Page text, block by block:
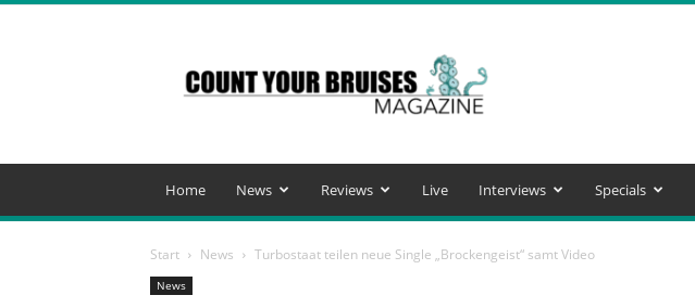
Your
Bruises
Magazine
Home News Reviews Live Interviews Specials
Start News Turbostaat teilen neue Single „Brockengeist“ samt Video
News